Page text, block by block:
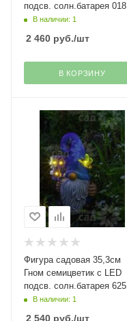
подсв. солн.батарея 018
Чудесный Сад
В наличии: 1
2 460 руб./шт
В КОРЗИНУ
Фигура садовая 35,3см
Гном семицветик с LED
подсв. солн.батарея 625
Чудесный Сад
В наличии: 1
2 540 руб./шт